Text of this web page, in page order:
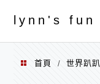
ly nn's fun
首頁 / 世界趴